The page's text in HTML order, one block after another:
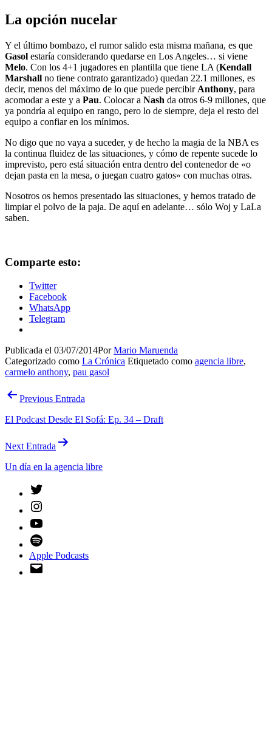
La opción nucelar
Y el último bombazo, el rumor salido esta misma mañana, es que
Gasol estaría considerando quedarse en Los Angeles… si viene
Melo. Con los 4+1 jugadores en plantilla que tiene LA (Kendall
Marshall no tiene contrato garantizado) quedan 22.1 millones, es
decir, menos del máximo de lo que puede percibir Anthony, para
acomodar a este y a Pau. Colocar a Nash da otros 6-9 millones, que
ya pondría al equipo en rango, pero lo de siempre, deja el resto del
equipo a confiar en los mínimos.
No digo que no vaya a suceder, y de hecho la magia de la NBA es
la continua fluidez de las situaciones, y cómo de repente sucede lo
imprevisto, pero está situación entra dentro del contenedor de «o
dejan pasta en la mesa, o juegan cuatro gatos» con muchas otras.
Nosotros os hemos presentado las situaciones, y hemos tratado de
limpiar el polvo de la paja. De aquí en adelante… sólo Woj y LaLa
saben.
Comparte esto:
Twitter
Facebook
WhatsApp
Telegram
Publicada el 03/07/2014PorMario Maruenda
Categorizado como La Crónica Etiquetado como agencia libre,
carmelo anthony, pau gasol
Navegación
entradas
Previous Entrada
El Podcast Desde El Sofá: Ep. 34 – Draft
Next Entrada
Un día en la agencia libre
Apple Podcasts